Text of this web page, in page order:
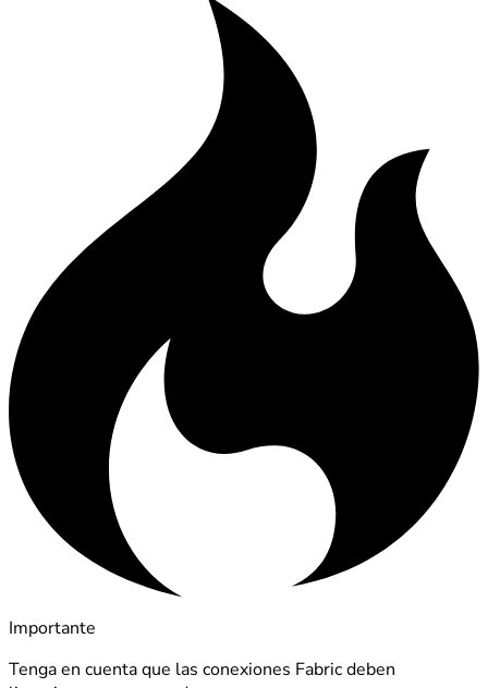
Importante
Tenga en cuenta que las conexiones Fabric deben